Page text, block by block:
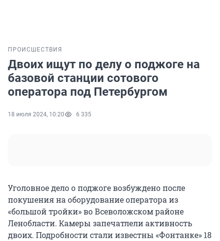
ПРОИСШЕСТВИЯ
Двоих ищут по делу о поджоге на
базовой станции сотового
оператора под Петербургом
18 июля 2024, 10:20 6 335
Уголовное дело о поджоге возбуждено после
покушения на оборудование оператора из
«большой тройки» во Всеволожском районе
Ленобласти. Камеры запечатлели активность
двоих. Подробности стали известны «Фонтанке» 18